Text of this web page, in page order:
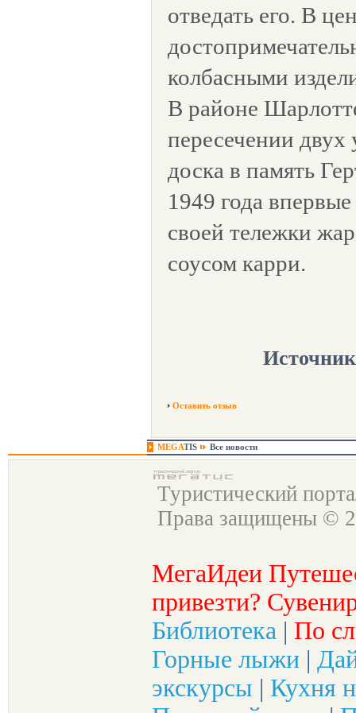
отведать его. В
колбасными
В районе
пересечении двух
доска в память
1949 года впервые
своей тележки
соусом карри.
Оставить отзыв
MEGATIS Все новости
Туристический
Права защищены ©
МегаИдеи
привезти?
Библиотека | По
Горные лыжи |
экскурсы | Кухня